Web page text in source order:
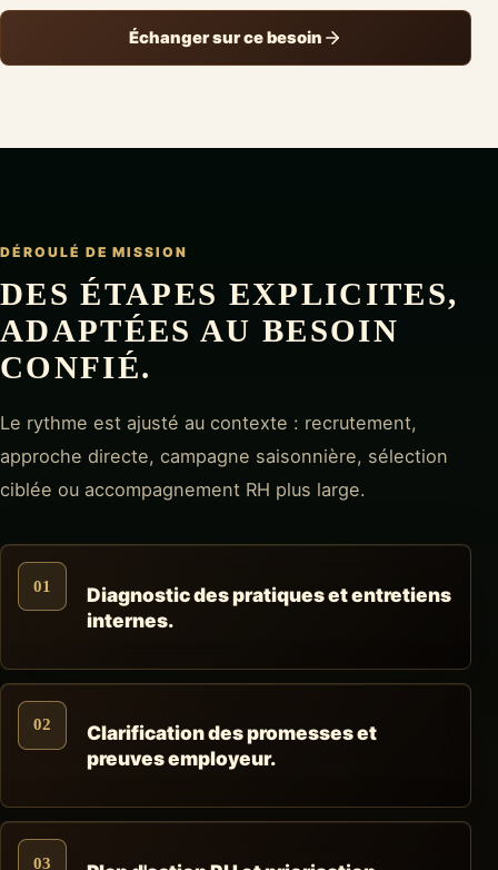
Échanger sur ce besoin
DÉROULÉ DE MISSION
DES ÉTAPES EXPLICITES,
ADAPTÉES AU BESOIN
CONFIÉ.
Le rythme est ajusté au contexte : recrutement,
approche directe, campagne saisonnière, sélection
ciblée ou accompagnement RH plus large.
01
Diagnostic des pratiques et entretiens
internes.
02
Clarification des promesses et
preuves employeur.
03